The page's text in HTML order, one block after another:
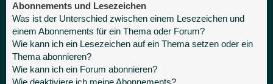
Abonnements und Lesezeichen
Was ist der Unterschied zwischen einem Lesezeichen und
einem Abonnements für ein Thema oder Forum?
Wie kann ich ein Lesezeichen auf ein Thema setzen oder ein
Thema abonnieren?
Wie kann ich ein Forum abonnieren?